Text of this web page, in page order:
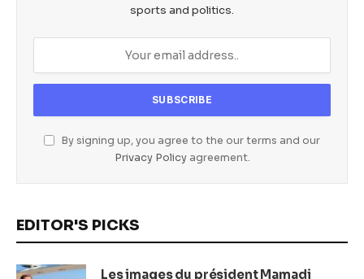
sports and politics.
By signing up, you agree to the our terms and our
Privacy Policyagreement.
EDITOR'S PICKS
Les images du président Mamadi